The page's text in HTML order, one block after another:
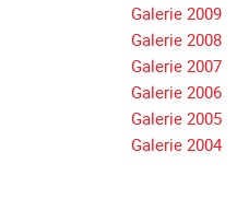
Galerie 2009
Galerie 2008
Galerie 2007
Galerie 2006
Galerie 2005
Galerie 2004